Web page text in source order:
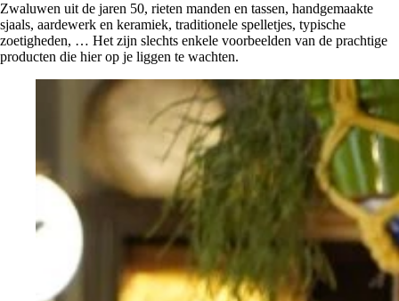
Zwaluwen uit de jaren 50, rieten manden en tassen, handgemaakte
sjaals, aardewerk en keramiek, traditionele spelletjes, typische
zoetigheden, … Het zijn slechts enkele voorbeelden van de prachtige
producten die hier op je liggen te wachten.